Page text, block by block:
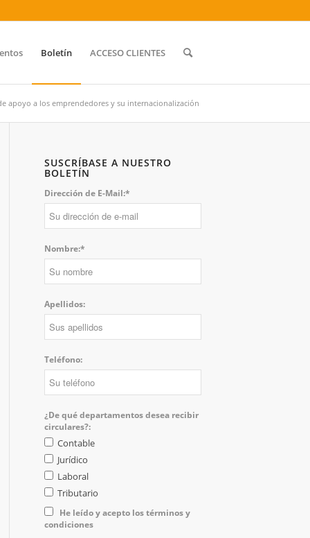
Boletín ACCESO CLIENTES
apoyo a los emprendedores y su internacionalización
SUSCRÍBASE A NUESTRO
BOLETÍN
Dirección de E-Mail:*
Nombre:*
Apellidos:
Teléfono:
¿De qué departamentos desea recibir
circulares?:
Contable
Jurídico
Laboral
Tributario
He leído y acepto los términos y
condiciones